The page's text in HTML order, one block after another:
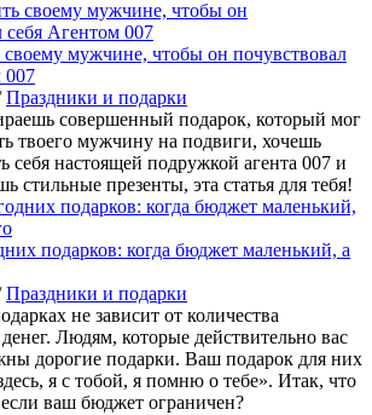
своему мужчине, чтобы он почувствовал
007
Праздники и подарки
совершенный подарок, который мог
твоего мужчину на подвиги, хочешь
себя настоящей подружкой агента 007 и
стильные презенты, эта статья для тебя!
подарков: когда бюджет маленький, а
Праздники и подарки
не зависит от количества
Людям, которые действительно вас
дорогие подарки. Ваш подарок для них
я с тобой, я помню о тебе». Итак, что
ваш бюджет ограничен?